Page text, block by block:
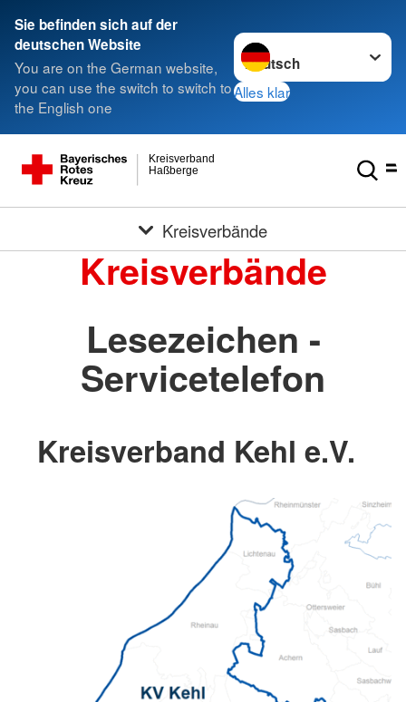
Sie befinden sich auf der
deutschen Website
You are on the German website,
you can use the switch to switch to
the English one
Sprache wechseln zu
Alles klar
Haßberge
Kreisverband
Kreisverbände
Kreisverbände
Lesezeichen -
Servicetelefon
Kreisverband Kehl e.V.